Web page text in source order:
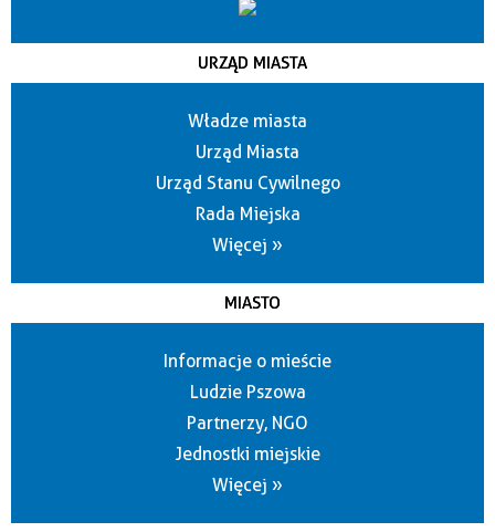
URZĄD MIASTA
Władze miasta
Urząd Miasta
Urząd Stanu Cywilnego
Rada Miejska
Więcej »
MIASTO
Informacje o mieście
Ludzie Pszowa
Partnerzy, NGO
Jednostki miejskie
Więcej »